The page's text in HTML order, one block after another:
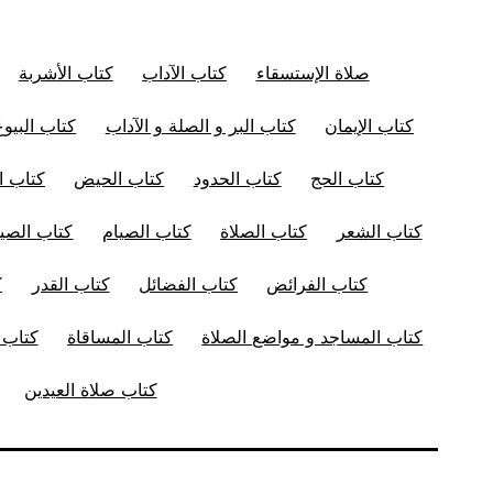
صلاة الإستسقاء كتاب الآداب كتاب الأشربة
كتاب الإيمان كتاب البر و الصلة و الآداب كتاب
كتاب الحج كتاب الحدود كتاب الحيض كتاب
كتاب الشعر كتاب الصلاة كتاب الصيام كتاب
كتاب الفرائض كتاب الفضائل كتاب القدر
كتاب المساجد و مواضع الصلاة كتاب المساقاة كتاب
كتاب صلاة العيدين